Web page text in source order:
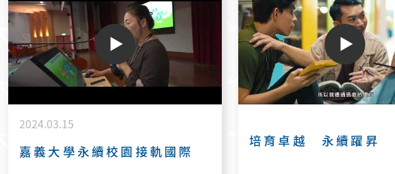
2024.03.15
嘉義大學永續校園接軌國際
培育卓越 永續躍昇